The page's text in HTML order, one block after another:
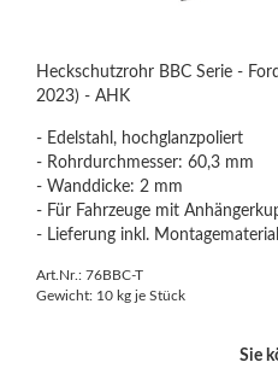
Heckschutzrohr BBC Serie -
2023) - AHK
- Edelstahl, hochglanzpoliert
- Rohrdurchmesser: 60,3 mm
- Wanddicke: 2 mm
- Für Fahrzeuge mit
- Lieferung inkl. Montagematerial
Art.Nr.: 76BBC-T
Gewicht: 10 kg je Stück
Sie